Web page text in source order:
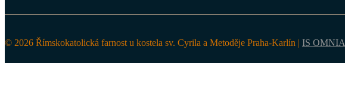
© 2026 Římskokatolická farnost u kostela sv. Cyrila a Metoděje Praha-Karlín | IS OMNIA